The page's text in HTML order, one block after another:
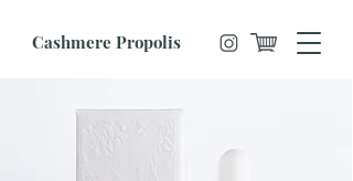
Cashmere Propolis